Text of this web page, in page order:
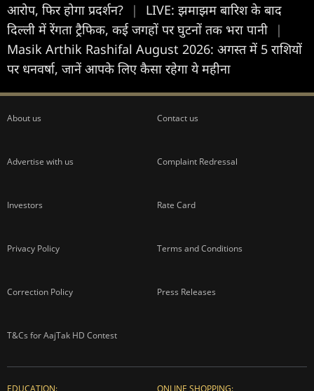
आरोप, फिर होगा प्रदर्शन?
|
LIVE: झमाझम बारिश के बाद
दिल्ली में रेंगता ट्रैफिक, कई जगहों पर घुटनों तक भरा पानी
|
Masik Arthik Rashifal August 2026: अगस्त में 5 राशियों
पर धनवर्षा, जानें आपके लिए कैसा रहेगा ये महीना
About us Contact us
Advertise with us Complaint Redressal
Investors Rate Card
Privacy Policy Terms and Conditions
Correction Policy Press Releases
T&Cs for AajTak HD Contest
EDUCATION: ONLINE SHOPPING: